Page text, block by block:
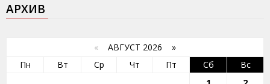
АРХИВ
« АВГУСТ 2026 »
Пн
Вт Ср Чт Пт Сб
Вс